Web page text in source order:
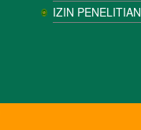
IZIN PENELITIAN